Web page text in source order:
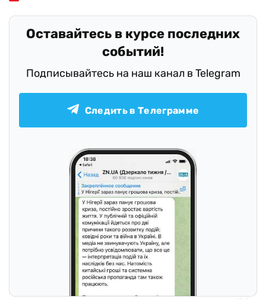
Оставайтесь в курсе последних
событий!
Подписывайтесь на наш канал в Telegram
Следить в Телеграмме